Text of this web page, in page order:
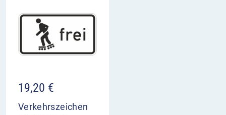
19,20 €
Verkehrszeichen